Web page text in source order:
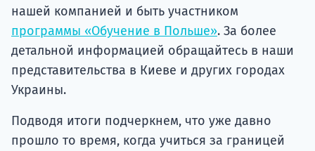
нашей компанией и быть участником
программы «Обучение в Польше». За более
детальной информацией обращайтесь в наши
представительства в Киеве и других городах
Украины.
Подводя итоги подчеркнем, что уже давно
прошло то время, когда учиться за границей